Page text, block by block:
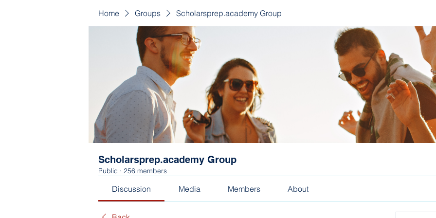
Home Groups Scholarsprep.academy Group
Scholarsprep.academy Group
Public · 256 members
Discussion Media Members About